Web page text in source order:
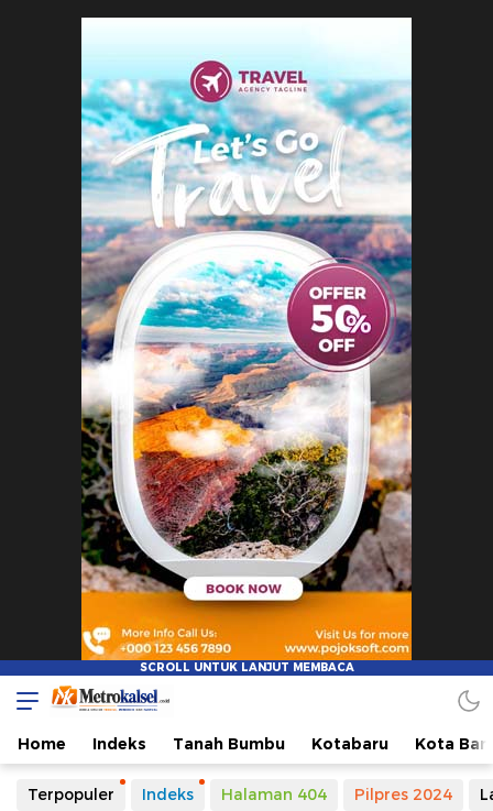
Metro Kalsel
Media Online Terkini, Faktual dan Mendidik
Home Indeks Tanah Bumbu Kotabaru Kota
Terpopuler Indeks Halaman 404 Pilpres 2024